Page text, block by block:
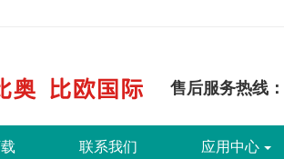
售后服务热线：
联系我们 应用中心